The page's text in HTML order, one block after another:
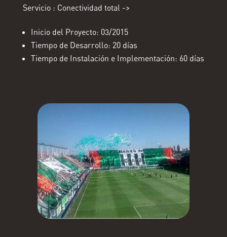
Servicio : Conectividad total ->
Inicio del Proyecto: 03/2015
Tiempo de Desarrollo: 20 días
Tiempo de Instalación e Implementación: 60 días